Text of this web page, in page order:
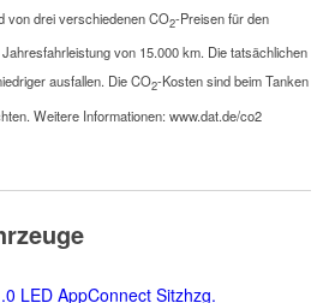
von drei verschiedenen CO2-Preisen für den
von 15.000 km. Die tatsächlichen
ausfallen. Die CO2-Kosten sind beim Tanken
Weitere Informationen: www.dat.de/co2